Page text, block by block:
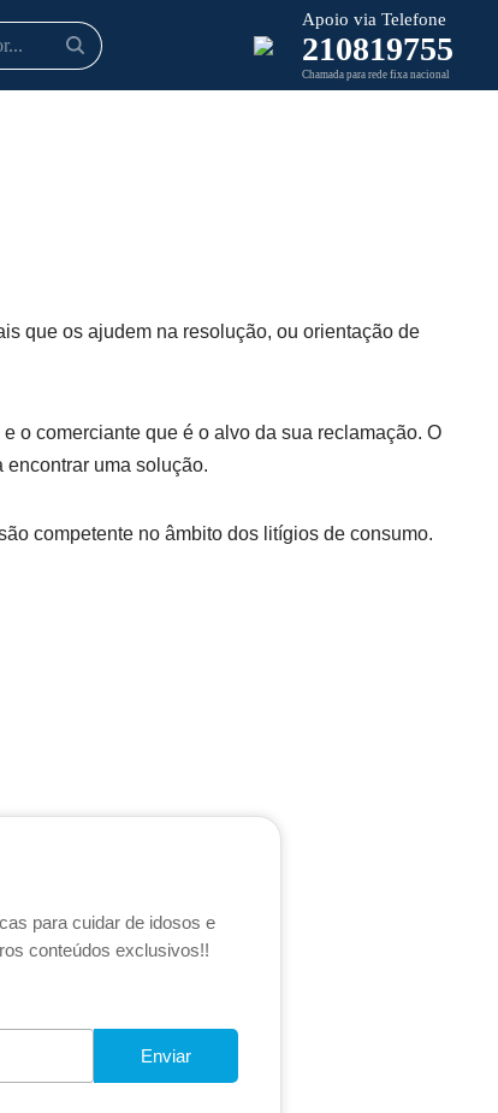
Apoio via Telefone
210819755
Chamada para rede fixa nacional
que os ajudem na resolução, ou orientação de
o comerciante que é o alvo da sua reclamação. O
uma solução.
competente no âmbito dos litígios de consumo.
para cuidar de idosos e
conteúdos exclusivos!!